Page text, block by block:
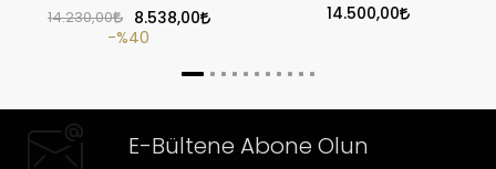
Saati
14.230,00
8.538,00
%40
14.500,00
E-Bültene Abone Olun